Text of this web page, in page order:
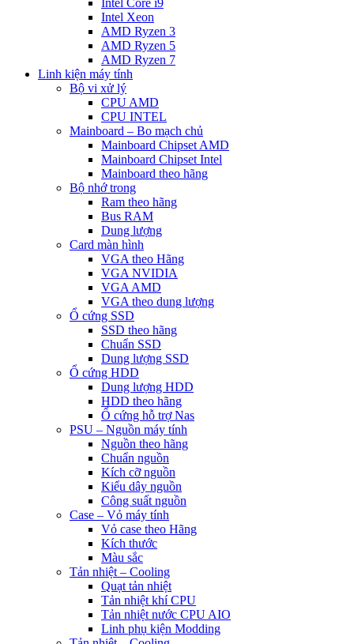
Intel Core i9
Intel Xeon
AMD Ryzen 3
AMD Ryzen 5
AMD Ryzen 7
Linh kiện máy tính
Bộ vi xử lý
CPU AMD
CPU INTEL
Mainboard – Bo mạch chủ
Mainboard Chipset AMD
Mainboard Chipset Intel
Mainboard theo hãng
Bộ nhớ trong
Ram theo hãng
Bus RAM
Dung lượng
Card màn hình
VGA theo Hãng
VGA NVIDIA
VGA AMD
VGA theo dung lượng
Ổ cứng SSD
SSD theo hãng
Chuẩn SSD
Dung lượng SSD
Ổ cứng HDD
Dung lượng HDD
HDD theo hãng
Ổ cứng hỗ trợ Nas
PSU – Nguồn máy tính
Nguồn theo hãng
Chuẩn nguồn
Kích cỡ nguồn
Kiểu dây nguồn
Công suất nguồn
Case – Vỏ máy tính
Vỏ case theo Hãng
Kích thước
Màu sắc
Tản nhiệt – Cooling
Quạt tản nhiệt
Tản nhiệt khí CPU
Tản nhiệt nước CPU AIO
Linh phụ kiện Modding